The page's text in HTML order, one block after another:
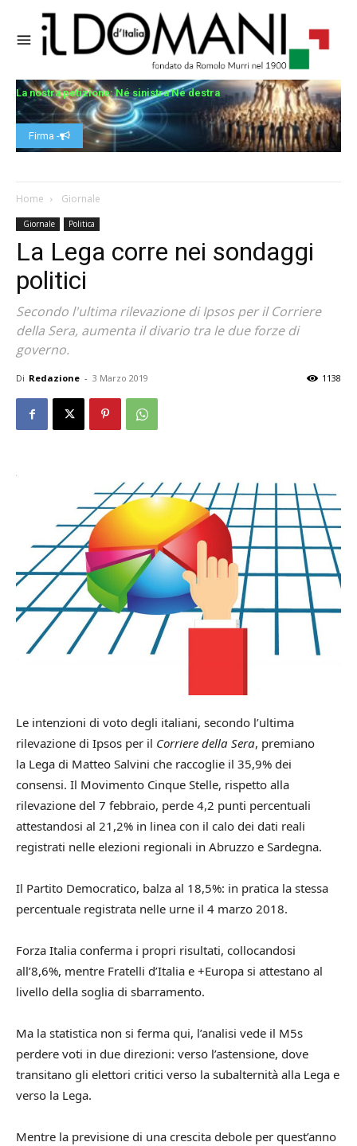
La nostra petizione: Né sinistra Né destra
Firma -
Home Giornale
Giornale Politica
La Lega corre nei sondaggi
politici
Secondo l'ultima rilevazione di Ipsos per il Corriere
della Sera, aumenta il divario tra le due forze di
governo.
Di Redazione - 3 Marzo 2019 1138
Le intenzioni di voto degli italiani, secondo l’ultima
rilevazione di Ipsos per il Corriere della Sera, premiano
la Lega di Matteo Salvini che raccoglie il 35,9% dei
consensi. Il Movimento Cinque Stelle, rispetto alla
rilevazione del 7 febbraio, perde 4,2 punti percentuali
attestandosi al 21,2% in linea con il calo dei dati reali
registrati nelle elezioni regionali in Abruzzo e Sardegna.
Il Partito Democratico, balza al 18,5%: in pratica la stessa
percentuale registrata nelle urne il 4 marzo 2018.
Forza Italia conferma i propri risultati, collocandosi
all’8,6%, mentre Fratelli d’Italia e +Europa si attestano al
livello della soglia di sbarramento.
Ma la statistica non si ferma qui, l’analisi vede il M5s
perdere voti in due direzioni: verso l’astensione, dove
transitano gli elettori critici verso la subalternità alla Lega e
verso la Lega.
Mentre la previsione di una crescita debole per quest’anno